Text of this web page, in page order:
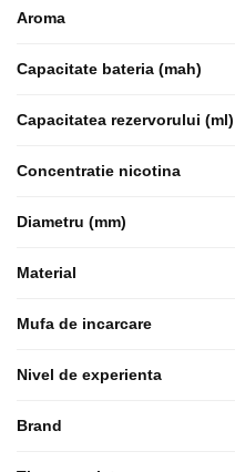
Aroma
Capacitate bateria (mah)
Capacitatea rezervorului (ml)
Concentratie nicotina
Diametru (mm)
Material
Mufa de incarcare
Nivel de experienta
Brand